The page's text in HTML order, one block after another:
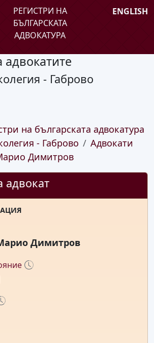
РЕГИСТРИ НА
БЪЛГАРСКАТА
АДВОКАТУРА
ENGLISH
адвокатите
- Габрово
на българската адвокатура
- Габрово
Адвокати
Димитров
адвокат
Димитров